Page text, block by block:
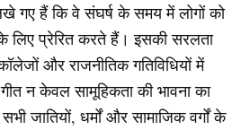
गए हैं कि वे संघर्ष के समय में लोगों को
प्रेरित करते हैं। इसकी सरलता
और राजनीतिक गतिविधियों में
न केवल सामूहिकता की भावना का
जातियों, धर्मों और सामाजिक वर्गों के